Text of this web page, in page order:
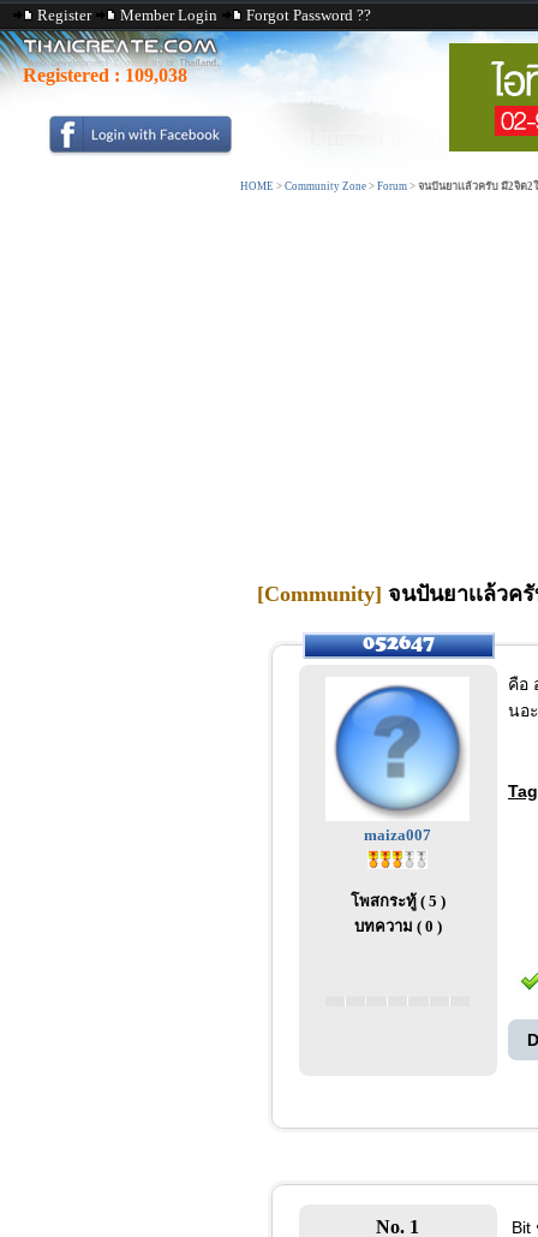
Register Member Login Forgot Password ??
Registered : 109,038
HOME > Community Zone > Forum > จนปันยาเเล้วครับ มี2จิต2
[Community] จนปันยาเเล้วค
maiza007
โพสกระทู้ ( 5 )
บทความ ( 0 )
คือ
นอ
Tag
No. 1 Bit